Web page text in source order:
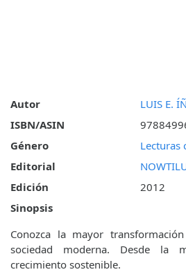
Autor
LUIS E.
ISBN/ASIN
Género
Lecturas
Editorial
Edición
2012
Sinopsis
Conozca la mayor
sociedad moderna. Desde la
crecimiento sostenible.